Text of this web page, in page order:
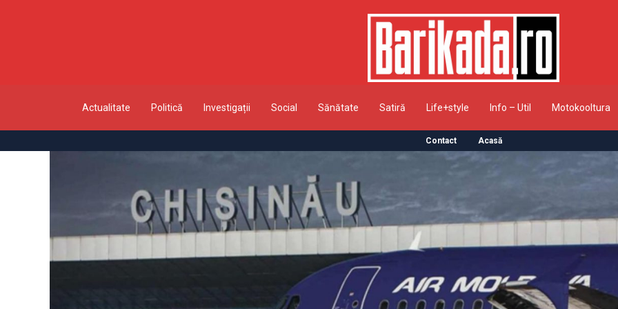
Actualitate Politică Investigații Social Sănătate Satiră Life+style Info – Util Motokooltura
Contact Acasă